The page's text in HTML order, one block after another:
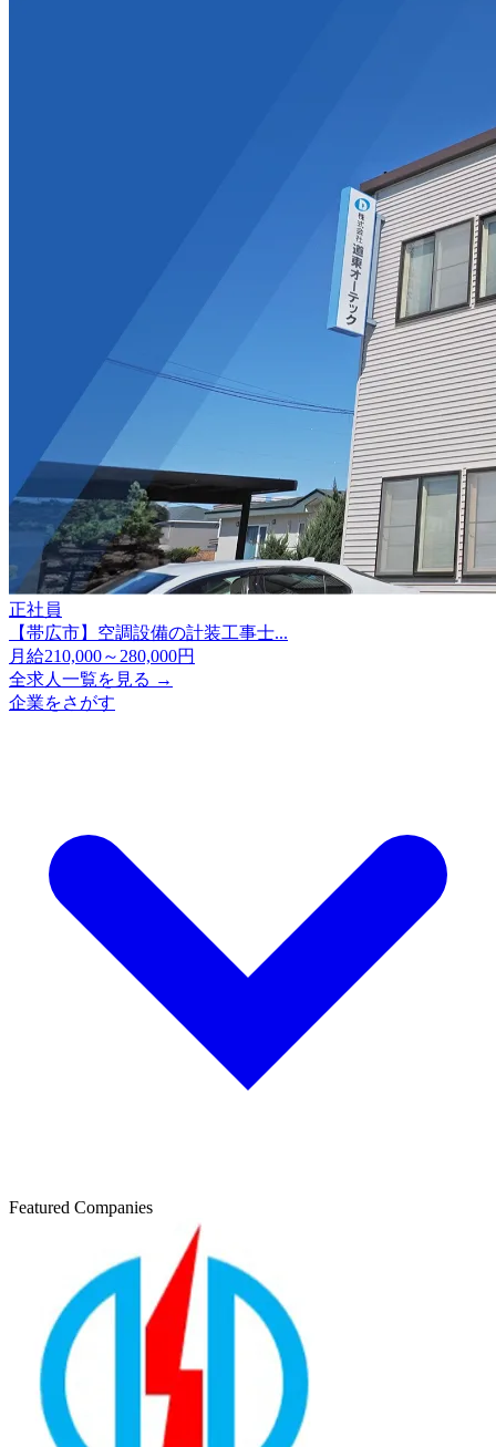
正社員
【帯広市】空調設備の計装工事士...
月給210,000～280,000円
全求人一覧を見る →
企業をさがす
Featured Companies